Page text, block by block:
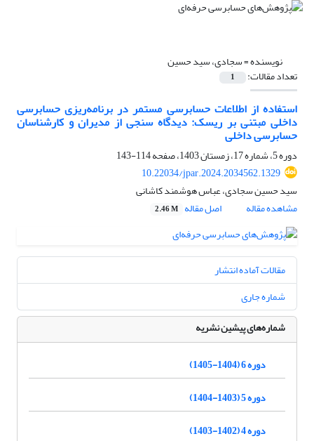
نویسنده =سجادی، سید حسین
تعداد مقالات: 1
استفاده از اطلاعات حسابرسی مستمر در برنامه‌ریزی حسابرسی
داخلی مبتنی بر ریسک: دیدگاه سنجی از مدیران و کارشناسان
حسابرسی داخلی
دوره 5، شماره 17، زمستان 1403، صفحه
114-143
10.22034/jpar.2024.2034562.1329
سید حسین سجادی، عباس هوشمند کاشانی
مشاهده مقاله
اصل مقاله 2.46 M
مقالات آماده انتشار
شماره جاری
شماره‌های پیشین نشریه
دوره 6 (1404-1405)
دوره 5 (1403-1404)
دوره 4 (1402-1403)